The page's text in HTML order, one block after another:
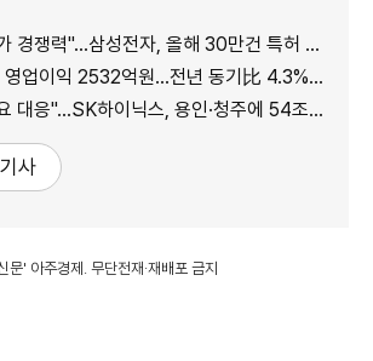
쟁력"…삼성전자, 올해 30만건 특허 시대 연다
업이익 2532억원…전년 동기比 4.3% 증가
응"…SK하이닉스, 용인·청주에 54조원 투자
사
' 아주경제. 무단전재·재배포 금지